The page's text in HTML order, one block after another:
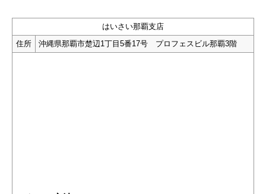
はいさい那覇支店
住所
沖縄県那覇市楚辺1丁目5番17号 プロフェスビル那覇3階